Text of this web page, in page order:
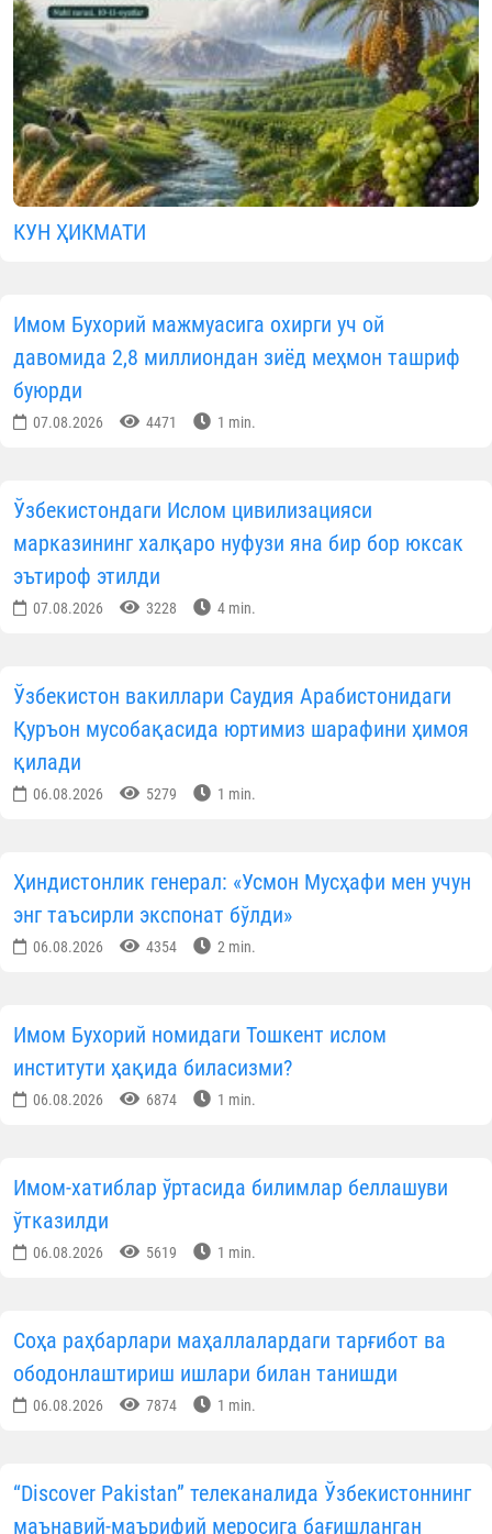
Ўзбекистондаги Ислом цивилизацияси маркази
номига хорижий давлатлар раҳбарлари, нуфузли
халқаро ташкилотлар, илмий муассасалар ҳамда
халқаро анжуманлар иштирокчилари томонидан
йўлланаётган миннатдорлик ва ҳамкорлик
мактублари Марказнинг халқаро майдондаги
Хусусан, Малайзия Қироличаси Ража Зарит София
Зоти Олиялари Ўзбекистондаги Ислом
цивилизацияси маркази директори Фирдавс
Абдухолиқов номига йўллаган миннатдорлик
ташрифи давомида кўрсатилган юксак
меҳмондўстлик ва самимий қабул учун чуқур
миннатдорлик билдирган. Шунингдек, Қиролича
Ўзбекистондаги Ислом цивилизацияси марказига
Осиёнинг бой тарихи, маданий мероси ҳамда
цивилизацияси тараққиётига беқиёс ҳисса қўшган
буюк алломаларнинг илмий-маънавий меросини
замонавий музей ечимлари орқали кенг ва
муҳит ва ноёб мерос намуналари унда катта
ва ҳайрат туйғуларини уйғотгани қайд этилган.
Ўзбекистондаги Ислом цивилизацияси маркази
Самарқанд ва Термиз шаҳарларида бўлиб ўтган I
Халқаро ислом цивилизацияси форуми юксак
халқаро эътирофга сазовор бўлмоқда. Форум
томонидан миннатдорлик ҳамда ҳамкорликни
ривожлантиришга оид қатор мактублар келиб
тушди.
ҳузуридагиOffice of Strategic Institution
Transformationраҳбари, профессор Шукрон бин Абд
Раҳмон ўз мактубида I Халқаро ислом
алоҳида тўхталган. Унинг қайд этишича, 40 дан
ортиқ мамлакатдан олимлар, давлат арбоблари ва